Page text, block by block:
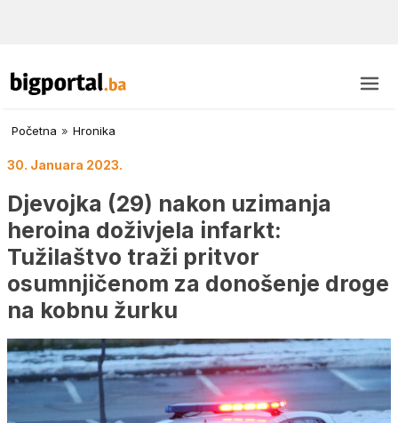
Početna » Hronika
30. Januara 2023.
Djevojka (29) nakon uzimanja
heroina doživjela infarkt:
Tužilaštvo traži pritvor
osumnjičenom za donošenje droge
na kobnu žurku